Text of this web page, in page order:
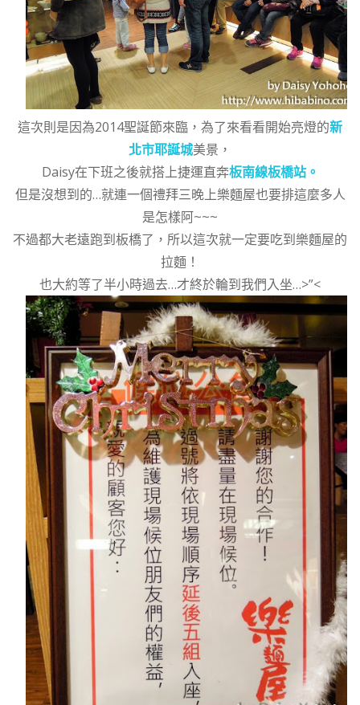
這次則是因為2014聖誕節來臨，為了來看看開始亮燈的新
北市耶誕城美景，
Daisy在下班之後就搭上捷運直奔板南線板橋站。
但是沒想到的…就連一個禮拜三晚上樂麵屋也要排這麼多人
是怎樣阿~~~
不過都大老遠跑到板橋了，所以這次就一定要吃到樂麵屋的
拉麵！
也大約等了半小時過去…才終於輪到我們入坐…>”<